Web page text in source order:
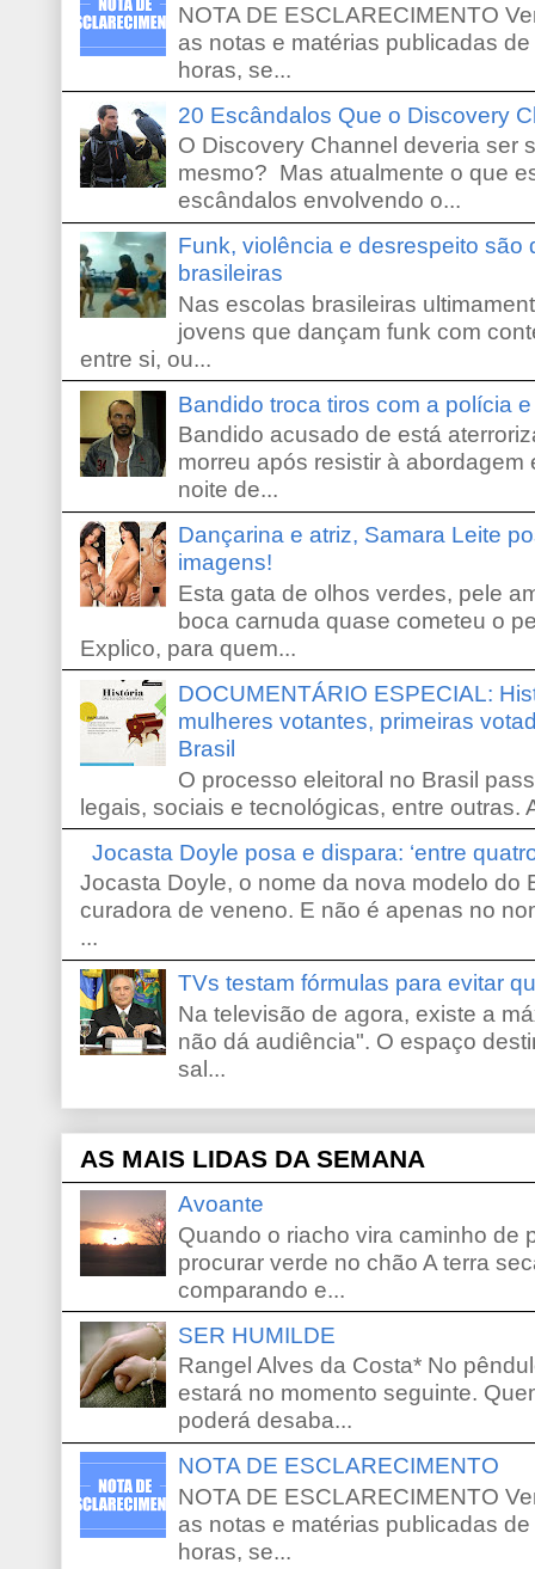
NOTA DE ESCLARECIMENTO
as notas e matérias publicadas
horas, se...
20 Escândalos Que o Discovery
O Discovery Channel deveria ser
mesmo? Mas atualmente o que
escândalos envolvendo o...
Funk, violência e desrespeito são
brasileiras
Nas escolas brasileiras
jovens que dançam funk com
entre si, ou...
Bandido troca tiros com a polícia
Bandido acusado de está
morreu após resistir à
noite de...
Dançarina e atriz, Samara Leite
imagens!
Esta gata de olhos verdes, pele
boca carnuda quase cometeu o
Explico, para quem...
DOCUMENTÁRIO ESPECIAL:
mulheres votantes, primeiras
Brasil
O processo eleitoral no Brasil
legais, sociais e tecnológicas, entre outras.
Jocasta Doyle posa e dispara: ‘entre
Jocasta Doyle, o nome da nova modelo do
curadora de veneno. E não é apenas no
...
TVs testam fórmulas para evitar
Na televisão de agora, existe a
não dá audiência". O espaço
sal...
AS MAIS LIDAS DA SEMANA
Avoante
Quando o riacho vira caminho de
procurar verde no chão A terra
comparando e...
SER HUMILDE
Rangel Alves da Costa* No
estará no momento seguinte.
poderá desaba...
NOTA DE ESCLARECIMENTO
NOTA DE ESCLARECIMENTO
as notas e matérias publicadas
horas, se...